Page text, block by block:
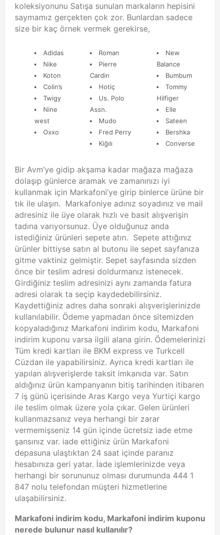
koleksiyonunu Satışa sunulan markaların hepisini
saymamız gerçekten çok zor. Bunlardan sadece
size bir kaç örnek vermek gerekirse,
Adidas
Nike
Koton
Colin’s
Twigy
Nine
west
Oxxo
Roman
Pierre
Cardin
Hotiç
Us. Polo
Assn.
Mudo
Fred Perry
Kiğılı
New
Balance
Bumbum
Tommy
Hilfiger
Elle
Sateen
Bershka
Converse
Bir Avm’ye gidip akşama kadar mağaza mağaza
dolaşıp günlerce aramak ve zamanınızı iyi
kullanmak için Markafoni’ye girip binlerce ürüne bir
tık ile ulaşın. Markafoniye adınız soyadınız ve mail
adresiniz ile üye olarak hızlı ve basit alışverişin
tadına varıyorsunuz. Üye olduğunuz anda
istediğiniz ürünleri sepete atın. Sepete attığınız
ürünler bittiyse satın al butonu ile sepet sayfanıza
gitme vaktiniz gelmiştir. Sepet sayfasında sizden
önce bir teslim adresi doldurmanız istenecek.
Girdiğiniz teslim adresinizi aynı zamanda fatura
adresi olarak ta seçip kaydedebilirsiniz.
Kaydettiğiniz adres daha sonraki alışverişlerinizde
kullanılabilir. Ödeme yapmadan önce sitemizden
kopyaladığınız Markafoni indirim kodu, Markafoni
indirim kuponu varsa ilgili alana girin. Ödemelerinizi
Tüm kredi kartları ile BKM express ve Turkcell
Cüzdan ile yapabilirsiniz. Ayrıca kredi kartları ile
yapılan alışverişlerde taksit imkanıda var. Satın
aldığınız ürün kampanyanın bitiş tarihinden itibaren
7 iş günü içerisinde Aras Kargo veya Yurtiçi kargo
ile teslim olmak üzere yola çıkar. Gelen ürünleri
kullanmazsanız veya herhangi bir zarar
vermemişseniz 14 gün içinde ücretsiz iade etme
şansınız var. iade ettiğiniz ürün Markafoni
depasuna ulaştıktan 24 saat içinde paranız
hesabınıza geri yatar. İade işlemlerinizde veya
herhangi bir sorununuz olması durumunda 444 1
847 nolu telefondan müşteri hizmetlerine
ulaşabilirsiniz.
Markafoni indirim kodu, Markafoni indirim kuponu
nerede bulunur nasıl kullanılır?